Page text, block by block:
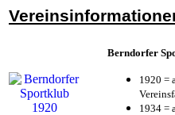
Berndorfer
1920 =
1934 =